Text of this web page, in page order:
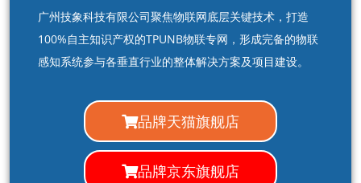
广州技象科技有限公司聚焦物联网底层关键技术，打造
100%自主知识产权的TPUNB物联专网，形成完备的物联
感知系统参与各垂直行业的整体解决方案及项目建设。
品牌天猫旗舰店
品牌京东旗舰店